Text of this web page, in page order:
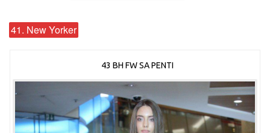
41. New Yorker
43 BH FW SA PENTI